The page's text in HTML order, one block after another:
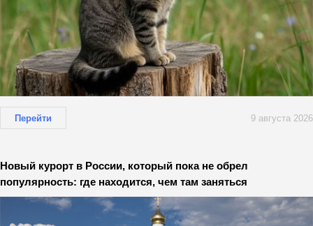
Перейти 9 августа 2026
Новый курорт в России, который пока не обрел
популярность: где находится, чем там заняться